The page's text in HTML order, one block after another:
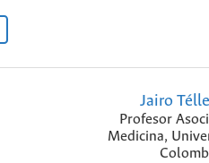
Jairo
Profesor
Medicina,